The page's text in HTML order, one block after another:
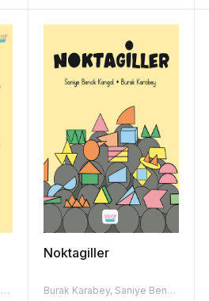
Burak Karabey, Saniye Bencik Kangal
Noktagiller
Burak Karabey, Saniye Bencik Kangal